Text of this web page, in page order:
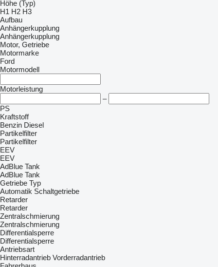
Höhe (Typ)
H1 H2 H3
Aufbau
Anhängerkupplung
Anhängerkupplung
Motor, Getriebe
Motormarke
Ford
Motormodell
Motorleistung
–
PS
Kraftstoff
Benzin Diesel
Partikelfilter
Partikelfilter
EEV
EEV
AdBlue Tank
AdBlue Tank
Getriebe Typ
Automatik Schaltgetriebe
Retarder
Retarder
Zentralschmierung
Zentralschmierung
Differentialsperre
Differentialsperre
Antriebsart
Hinterradantrieb Vorderradantrieb